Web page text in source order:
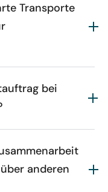
Transporte
bei
anderen